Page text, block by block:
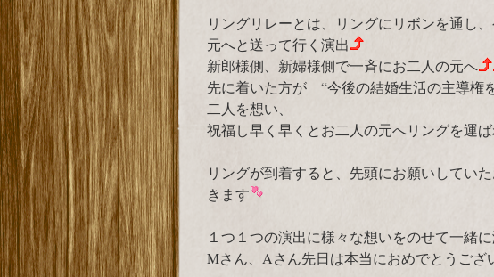
リングリレーとは、リングにリボンを通し
元へと送って行く演出
新郎様側、新婦様側で一斉にお二人の元へ
先に着いた方が “今後の結婚生活の主導権
二人を想い、
祝福し早く早くとお二人の元へリングを運
リングが到着すると、先頭にお願いしてい
きます
１つ１つの演出に様々な想いをのせて一緒
Mさん、Aさん先日は本当におめでとうござ